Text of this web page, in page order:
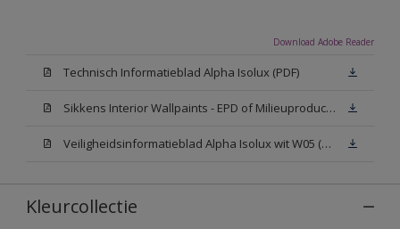
Download Adobe Reader
Technisch Informatieblad Alpha Isolux (PDF)
Sikkens Interior Wallpaints - EPD of Milieuproductverklaring
Veiligheidsinformatieblad Alpha Isolux wit W05 (SDS)
Kleurcollectie